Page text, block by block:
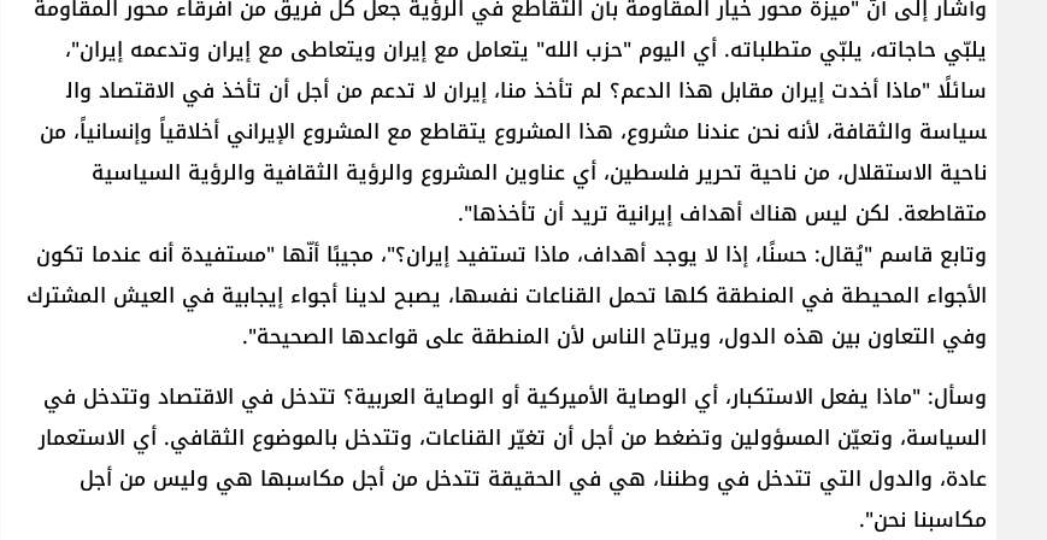
وأشار إلى أنّ "ميزة محور خيار المقاومة بأن التقاطع في الرؤية جعل كل فريق من أفرقاء محور المقاومة
يلبّي حاجاته، يلبّي متطلباته‎. أي اليوم "حزب الله" يتعامل مع إيران ويتعاطى مع إيران وتدعمه إيران‏‎"،
سائلًا "ماذا أخدت إيران مقابل هذا الدعم؟‎ لم تأخذ منا، إيران لا تدعم من أجل أن تأخذ في الاقتصاد وال​
سياسة​ والثقافة، لأنه نحن عندنا مشروع، هذا المشروع يتقاطع مع المشروع الإيراني ‏أخلاقياً وإنسانياً، من
ناحية الاستقلال، من ناحية تحرير فلسطين‎، أي عناوين المشروع والرؤية الثقافية والرؤية السياسية
متقاطعة‎. لكن ليس هناك أهداف إيرانية تريد أن تأخذها"‎.
وتابع قاسم "يُقال: حسنًا، إذا لا يوجد أهداف، ماذا تستفيد إيران؟‎"، مجيبًا أنّها "مستفيدة أنه عندما تكون
الأجواء المحيطة في المنطقة كلها تحمل القناعات نفسها، يصبح لدينا أجواء إيجابية في العيش ‏المشترك
وفي التعاون بين هذه الدول، ويرتاح الناس لأن المنطقة على قواعدها الصحيحة"‎.‎
وسأل: "ماذا يفعل الاستكبار، أي الوصاية الأميركية أو الوصاية العربية؟‎ تتدخل في الاقتصاد وتتدخل في
السياسة، وتعيّن المسؤولين وتضغط من أجل أن تغيّر القناعات، وتتدخل بالموضوع الثقافي‎. أي الاستعمار
عادة، والدول التي تتدخل في وطننا، هي في الحقيقة تتدخل من أجل مكاسبها هي وليس من أجل
مكاسبنا نحن‎".